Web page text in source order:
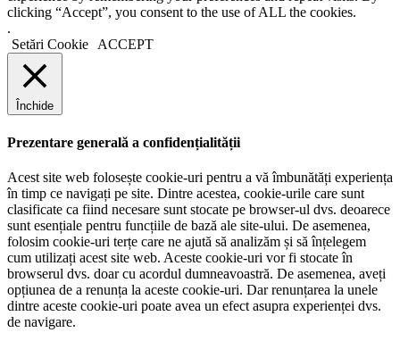
clicking “Accept”, you consent to the use of ALL the cookies.
.
Setări Cookie
ACCEPT
Închide
Prezentare generală a confidențialității
Acest site web folosește cookie-uri pentru a vă îmbunătăți experiența
în timp ce navigați pe site. Dintre acestea, cookie-urile care sunt
clasificate ca fiind necesare sunt stocate pe browser-ul dvs. deoarece
sunt esențiale pentru funcțiile de bază ale site-ului. De asemenea,
folosim cookie-uri terțe care ne ajută să analizăm și să înțelegem
cum utilizați acest site web. Aceste cookie-uri vor fi stocate în
browserul dvs. doar cu acordul dumneavoastră. De asemenea, aveți
opțiunea de a renunța la aceste cookie-uri. Dar renunțarea la unele
dintre aceste cookie-uri poate avea un efect asupra experienței dvs.
de navigare.